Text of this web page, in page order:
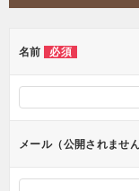
ー
ョ
名前 必須
メール（公開されませ